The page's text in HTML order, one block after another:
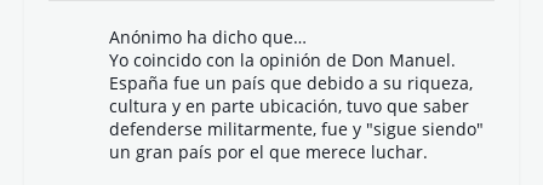
Anónimo ha dicho que…
Yo coincido con la opinión de Don Manuel.
España fue un país que debido a su riqueza,
cultura y en parte ubicación, tuvo que saber
defenderse militarmente, fue y "sigue siendo"
un gran país por el que merece luchar.